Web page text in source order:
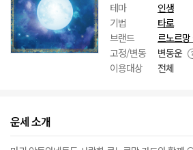
테마
인생
기법
타로
브랜드
르노르망
고정/변동
변동운
이용대상
전체
운세 소개